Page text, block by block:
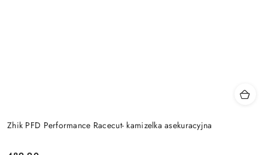
Zhik PFD Performance Racecut- kamizelka asekuracyjna